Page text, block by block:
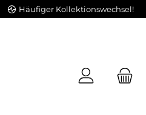
Häufiger Kollektionswechsel!